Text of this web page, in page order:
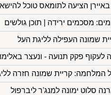
הציעה לתומאס טוכל
מסכמים ירידה | תוכן גולשים
שמונה העפילה לליגת העל
לעקוף פקק תנועה - ונעצר
המלחמה: קריית שמונה חזרה
סלוט ימונה למנג'ר ליברפול